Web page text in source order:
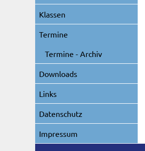
Klassen
Termine
Termine - Archiv
Downloads
Links
Datenschutz
Impressum